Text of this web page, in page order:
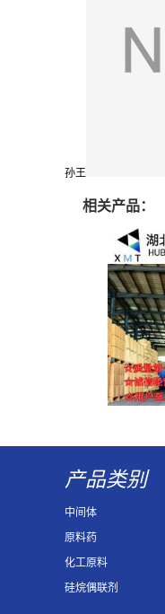
孙王
相关产品：
产品类别
中间体
原料药
化工原料
硅烷偶联剂